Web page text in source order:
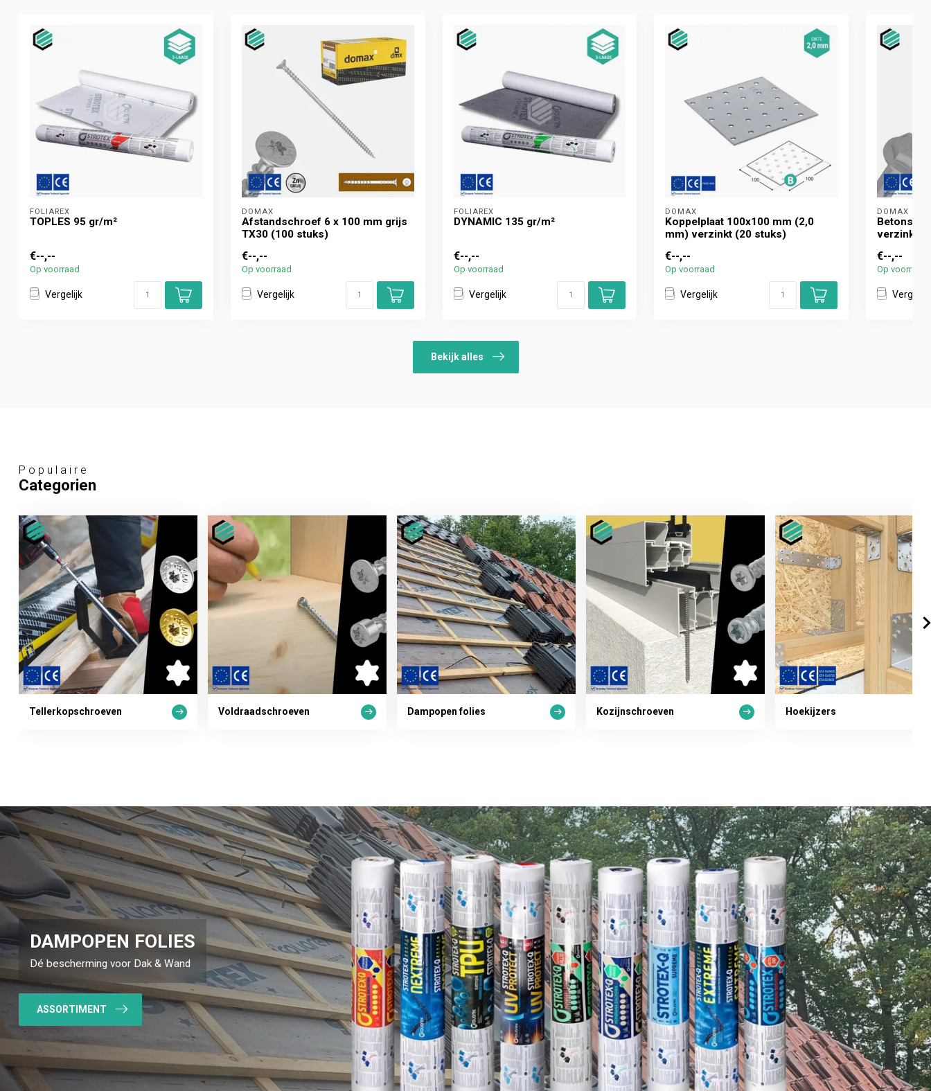
FOLIAREX
TOPLES 95 gr/m²
€--,--
Op voorraad
Vergelijk
DOMAX
Afstandschroef 6 x 100 mm grijs
TX30 (100 stuks)
€--,--
Op voorraad
Vergelijk
FOLIAREX
DYNAMIC 135 gr/m²
€--,--
Op voorraad
Vergelijk
DOMAX
Koppelplaat 100x100 mm (2,0
mm) verzinkt (20 stuks)
€--,--
Op voorraad
Vergelijk
DOMAX
verzinkt
€--,--
Op voorraad
Vergelijk
Bekijk alles
Populaire
Categorien
Tellerkopschroeven Voldraadschroeven Dampopen folies Kozijnschroeven Hoekijzers
DAMPOPEN FOLIES
Dé bescherming voor Dak & Wand
ASSORTIMENT